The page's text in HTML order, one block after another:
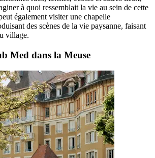
à quoi ressemblait la vie au sein de cette
également visiter une chapelle
des scènes de la vie paysanne, faisant
village.
Med dans la Meuse